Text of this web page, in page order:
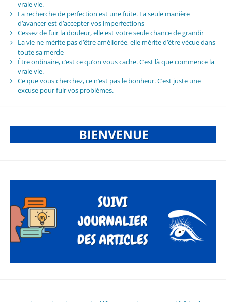
vraie vie.
La recherche de perfection est une fuite. La seule manière
d’avancer est d’accepter vos imperfections
Cessez de fuir la douleur, elle est votre seule chance de grandir
La vie ne mérite pas d’être améliorée, elle mérite d’être vécue dans
toute sa merde
Être ordinaire, c’est ce qu’on vous cache. C’est là que commence la
vraie vie.
Ce que vous cherchez, ce n’est pas le bonheur. C’est juste une
excuse pour fuir vos problèmes.